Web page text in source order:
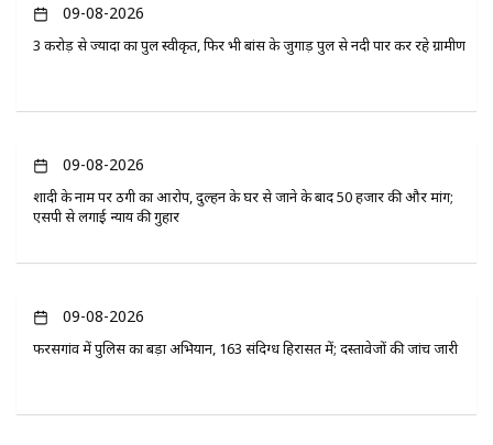
09-08-2026
3 करोड़ से ज्यादा का पुल स्वीकृत, फिर भी बांस के जुगाड़ पुल से नदी पार कर रहे ग्रामीण
09-08-2026
शादी के नाम पर ठगी का आरोप, दुल्हन के घर से जाने के बाद 50 हजार की और मांग;
एसपी से लगाई न्याय की गुहार
09-08-2026
फरसगांव में पुलिस का बड़ा अभियान, 163 संदिग्ध हिरासत में; दस्तावेजों की जांच जारी